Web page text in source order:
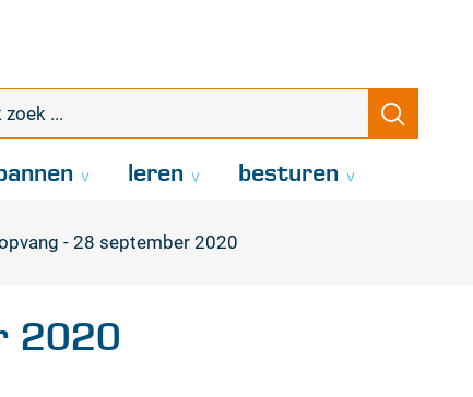
leren besturen
- 28 september 2020
2020